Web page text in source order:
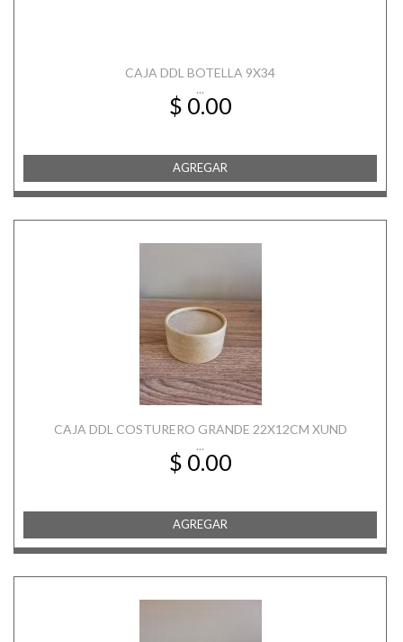
CAJA DDL BOTELLA 9X34
...
$ 0.00
AGREGAR
CAJA DDL COSTURERO GRANDE 22X12CM XUND
...
$ 0.00
AGREGAR